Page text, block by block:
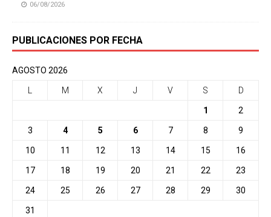
06/08/2026
PUBLICACIONES POR FECHA
AGOSTO 2026
M X J V S D
1 2
3 4 5 6 7 8 9
10 11 12 13 14 15 16
17 18 19 20 21 22 23
24 25 26 27 28 29 30
31